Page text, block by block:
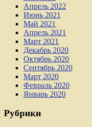
Апрель 2022
Июнь 2021
Май 2021
Апрель 2021
Март 2021
Декабрь 2020
Октябрь 2020
Сентябрь 2020
Март 2020
Февраль 2020
Январь 2020
Рубрики